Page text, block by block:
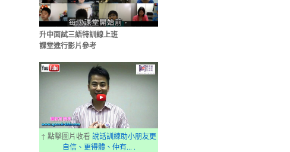
升中面試三語特訓線上班
課堂進行影片參考
↑ 點擊圖片收看說話訓練助小朋友更
自信、更得體、仲有... .